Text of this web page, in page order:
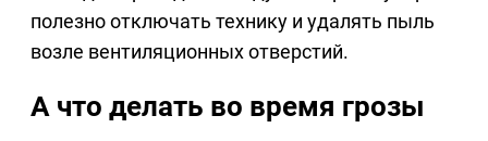
полезно отключать технику и удалять пыль
возле вентиляционных отверстий.
А что делать во время грозы